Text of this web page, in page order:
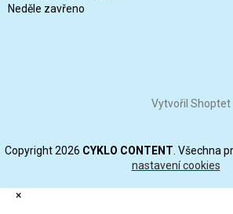
Neděle zavřeno
Vytvořil Shoptet
Copyright 2026 CYKLO CONTENT . Všechna
nastavení cookies
×